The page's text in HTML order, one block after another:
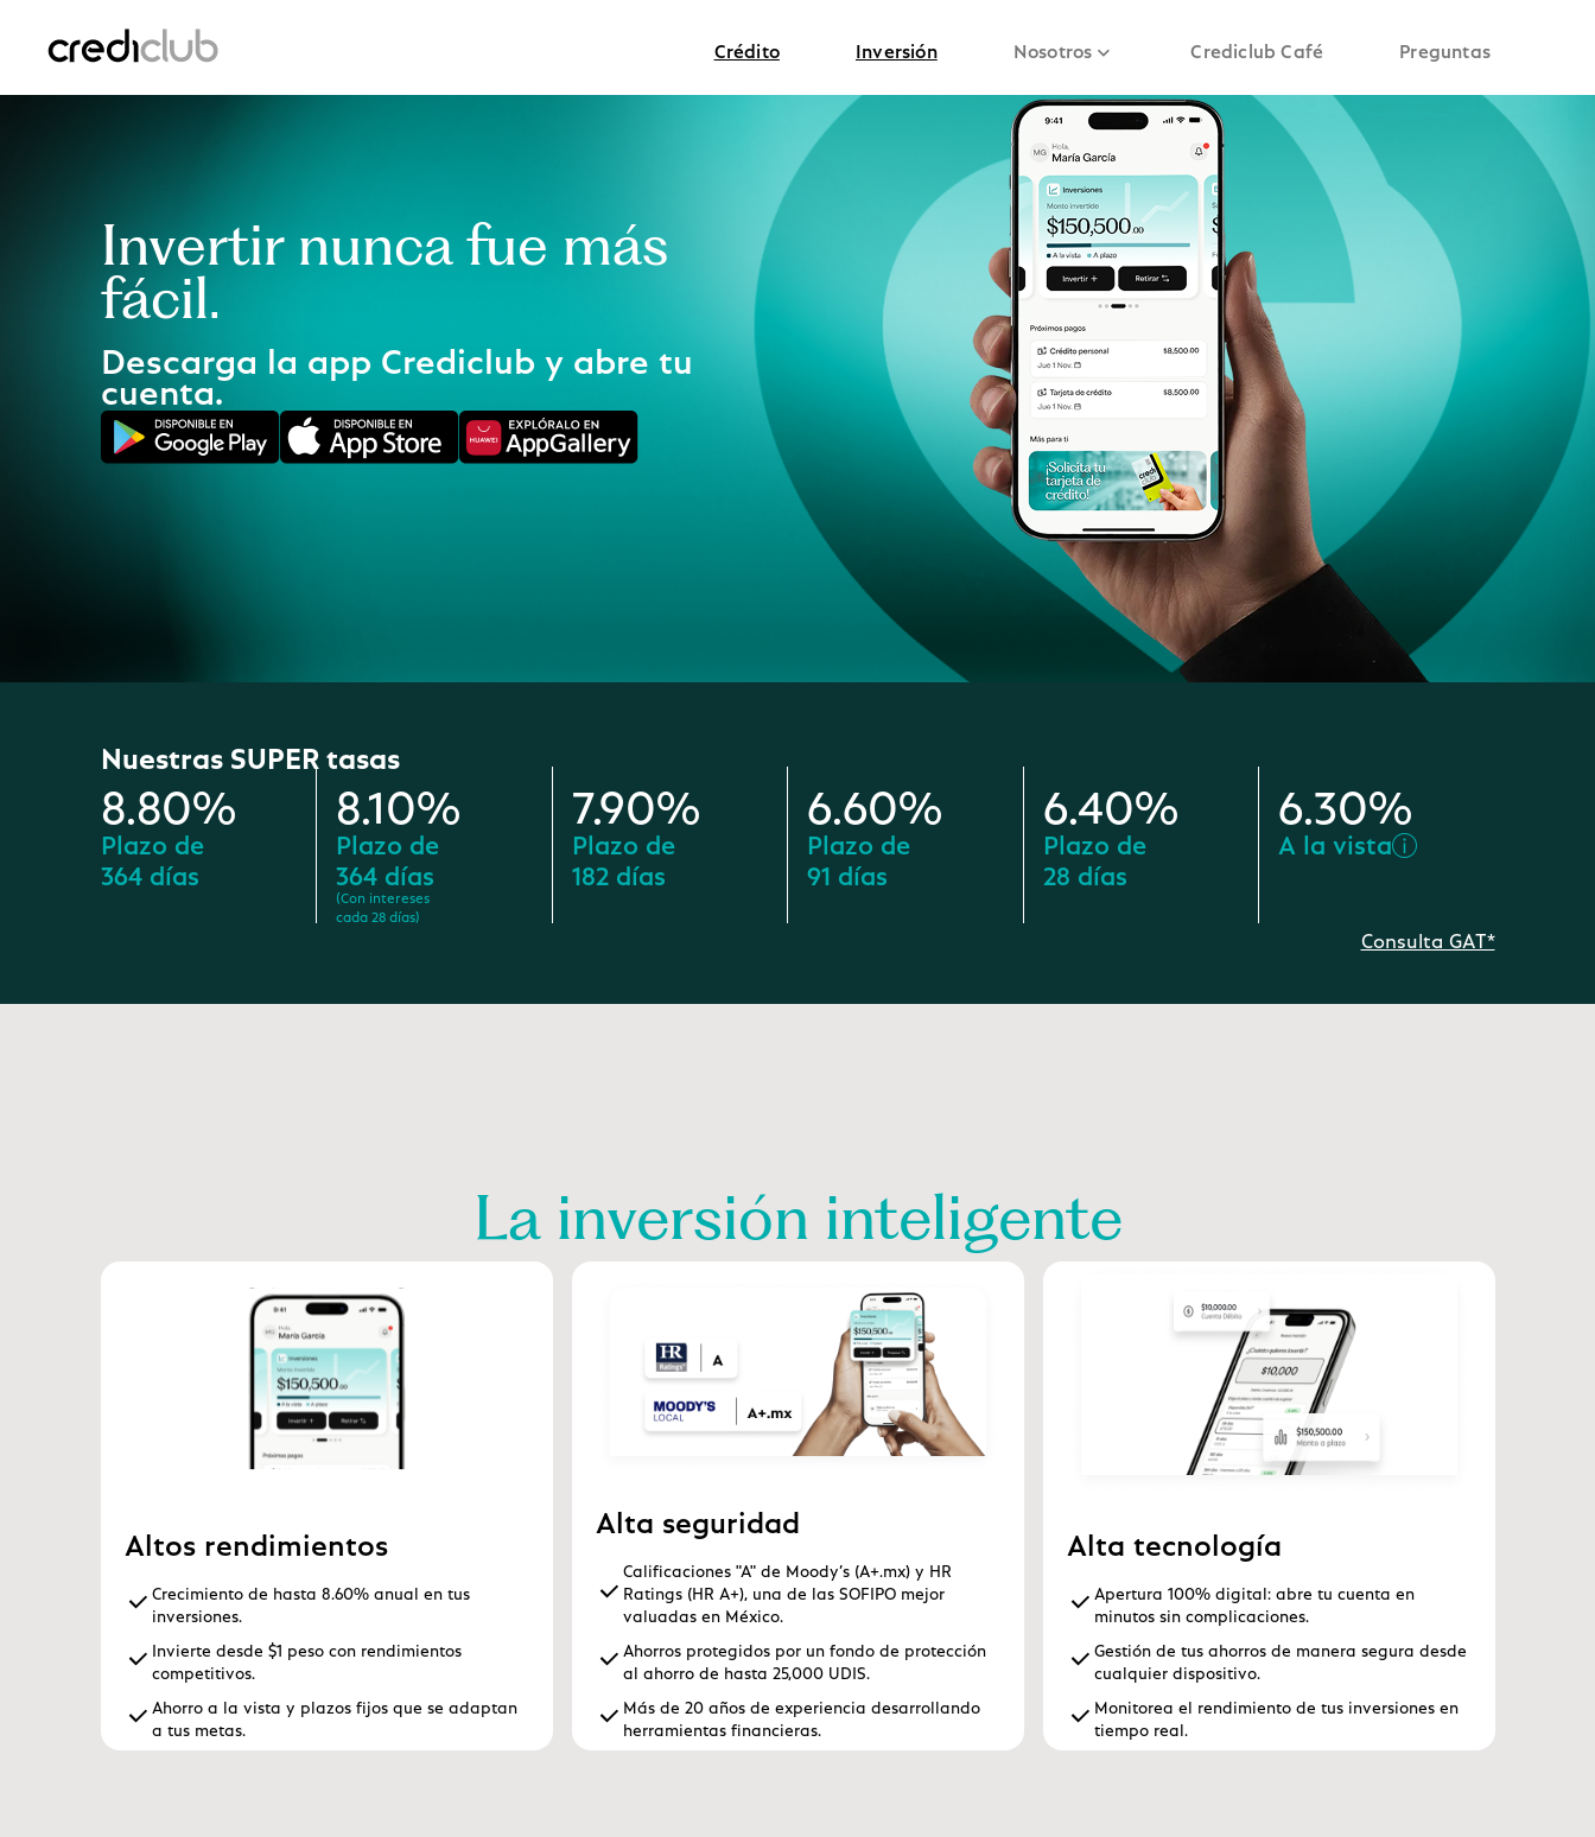
Crédito Inversión Nosotros Crediclub Café Preguntas
Invertir nunca fue más
fácil.
Descarga la app Crediclub y abre tu
cuenta.
Nuestras SUPER tasas
8.80%
Plazo de
364 días
8.10%
Plazo de
364 días
(Con intereses
cada 28 días)
7.90%
Plazo de
182 días
6.60%
Plazo de
91 días
6.40%
Plazo de
28 días
6.30%
A la vista
Consulta GAT*
La inversión inteligente
Altos rendimientos
Crecimiento de hasta 8.60% anual en tus
inversiones.
Invierte desde $1 peso con rendimientos
competitivos.
Ahorro a la vista y plazos fijos que se adaptan
a tus metas.
Alta seguridad
Calificaciones "A" de Moody’s (A+.mx) y HR
Ratings (HR A+), una de las SOFIPO mejor
valuadas en México.
Ahorros protegidos por un fondo de protección
al ahorro de hasta 25,000 UDIS.
Más de 20 años de experiencia desarrollando
herramientas financieras.
Alta tecnología
Apertura 100% digital: abre tu cuenta en
minutos sin complicaciones.
Gestión de tus ahorros de manera segura desde
cualquier dispositivo.
Monitorea el rendimiento de tus inversiones en
tiempo real.